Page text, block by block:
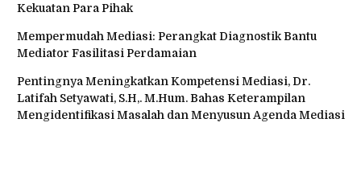
Kekuatan Para Pihak
Mempermudah Mediasi: Perangkat Diagnostik Bantu
Mediator Fasilitasi Perdamaian
Pentingnya Meningkatkan Kompetensi Mediasi, Dr.
Latifah Setyawati, S.H,. M.Hum. Bahas Keterampilan
Mengidentifikasi Masalah dan Menyusun Agenda Mediasi